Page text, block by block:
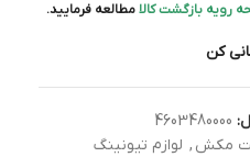
رویه بازگشت کالامطالعه فرمایید.
کن
4603480000
مکش , لوازم تیونینگ